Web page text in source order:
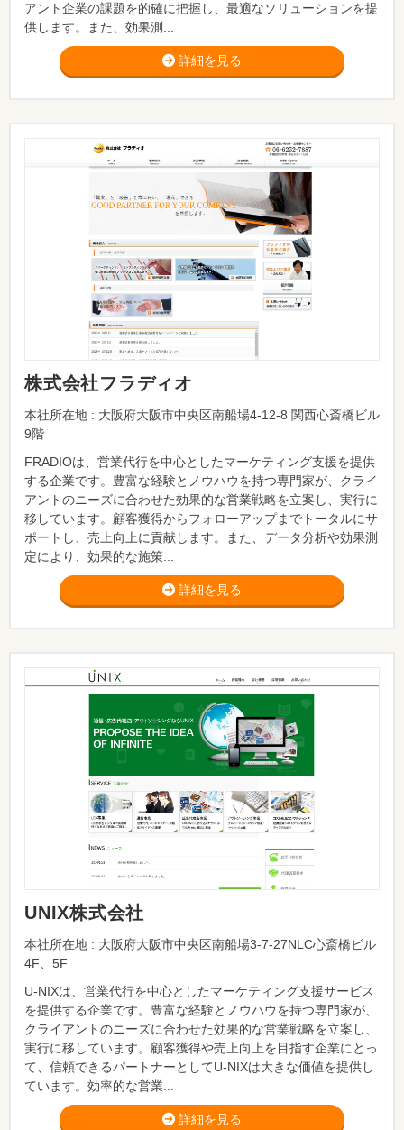
アント企業の課題を的確に把握し、最適なソリューションを提
供します。また、効果測...
詳細を見る
株式会社フラディオ
本社所在地 : 大阪府大阪市中央区南船場4-12-8 関西心斎橋ビル
9階
FRADIOは、営業代行を中心としたマーケティング支援を提供
する企業です。豊富な経験とノウハウを持つ専門家が、クライ
アントのニーズに合わせた効果的な営業戦略を立案し、実行に
移しています。顧客獲得からフォローアップまでトータルにサ
ポートし、売上向上に貢献します。また、データ分析や効果測
定により、効果的な施策...
詳細を見る
UNIX株式会社
本社所在地 : 大阪府大阪市中央区南船場3-7-27NLC心斎橋ビル
4F、5F
U-NIXは、営業代行を中心としたマーケティング支援サービス
を提供する企業です。豊富な経験とノウハウを持つ専門家が、
クライアントのニーズに合わせた効果的な営業戦略を立案し、
実行に移しています。顧客獲得や売上向上を目指す企業にとっ
て、信頼できるパートナーとしてU-NIXは大きな価値を提供し
ています。効率的な営業...
詳細を見る